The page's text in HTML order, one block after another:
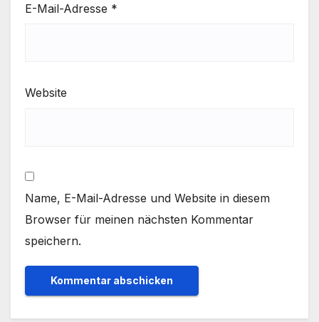
E-Mail-Adresse *
Website
Name, E-Mail-Adresse und Website in diesem
Browser für meinen nächsten Kommentar
speichern.